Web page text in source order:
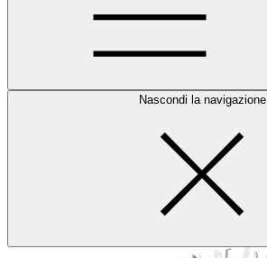
Nascondi la navigazione